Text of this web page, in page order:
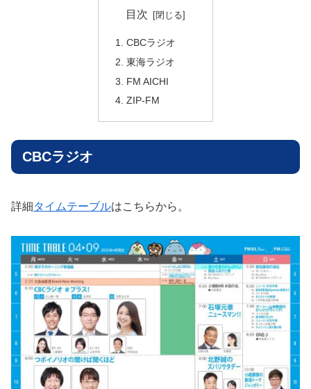
目次
CBCラジオ
東海ラジオ
FM AICHI
ZIP-FM
CBCラジオ
詳細タイムテーブルはこちらから。